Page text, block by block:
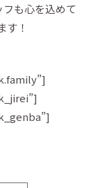
も心を込めて
す！